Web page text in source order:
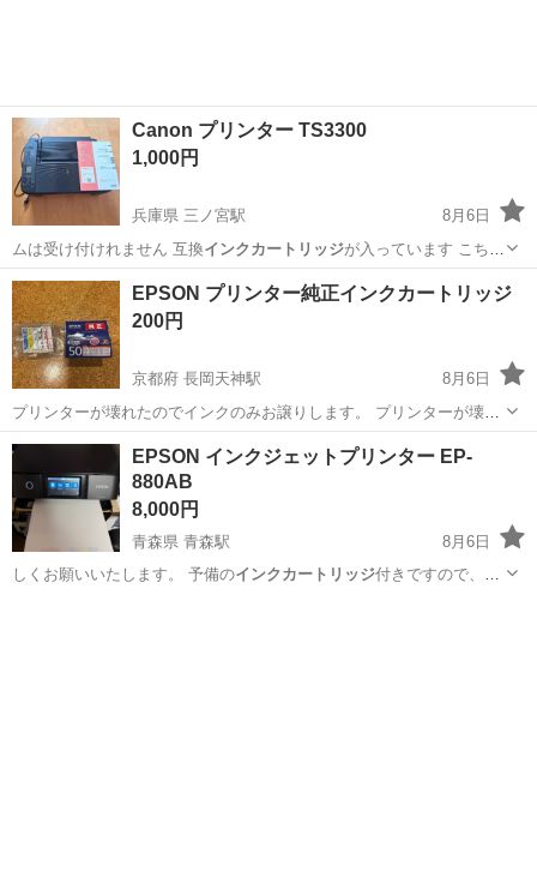
Canon プリンター TS3300
1,000円
兵庫県 三ノ宮駅
8月6日
ムは受け付けれません 互換インクカートリッジが入っています こちら
に変える…
兵庫 神戸市 三ノ宮駅 その他
EPSON プリンター純正インクカートリッジ
200円
京都府 長岡天神駅
8月6日
プリンターが壊れたのでインクのみお譲りします。 プリンターが壊れ
る前までは問題なく使用できていましたがインクの残量は分かりませ
ん。（変えたばかりのもあると思います） 臨月の妊婦の為、長岡京市
の自宅までできるだけ早く取りに来...
京都 長岡京市 長岡天神駅 その他
EPSON インクジェットプリンター EP-
880AB
8,000円
青森県 青森駅
8月6日
しくお願いいたします。 予備のインクカートリッジ付きですので、か